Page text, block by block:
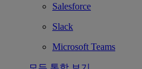
Salesforce
Slack
Microsoft Teams